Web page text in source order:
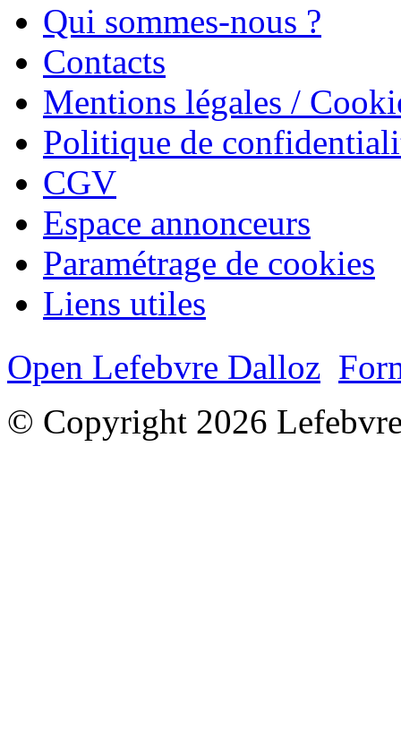
Qui sommes-nous ?
Contacts
Mentions légales /
Politique de
CGV
Espace annonceurs
Paramétrage de cookies
Liens utiles
Open Lefebvre Dalloz
© Copyright 2026